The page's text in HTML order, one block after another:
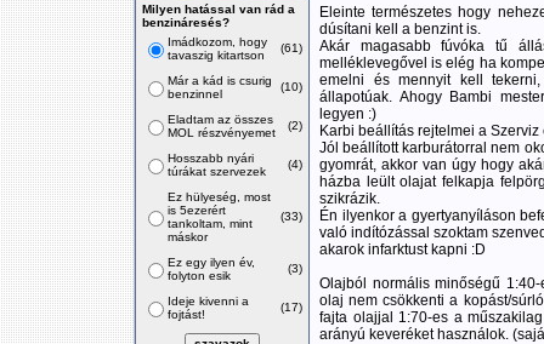
Milyen hatással van rád a
benzináresés?
Imádkozom, hogy
tavaszig kitartson
(61)
Már a kád is csurig
benzinnel
(10)
Eladtam az összes
MOL részvényemet
(2)
Hosszabb nyári
túrákat szervezek
(4)
Ez hülyeség, most
is 5ezerért
tankoltam, mint
máskor
(33)
Ez egy ilyen év,
folyton esik
(3)
Ideje kivenni a
fojtást!
(17)
Eleinte természetes hogy
dúsítani kell a benzint is.
Akár magasabb fúvóka tű
melléklevegővel is elég ha
emelni és mennyit kell
állapotúak. Ahogy Bambi
legyen :)
Karbi beállítás rejtelmei a Szerviz
Jól beállított karburátorral nem
gyomrát, akkor van úgy hogy
házba leült olajat felkapja
szikrázik.
Én ilyenkor a gyertyanyíláson
való indítózással szoktam
akarok infarktust kapni :D
Olajból normális minőségű
olaj nem csökkenti a kopást/
fajta olajjal 1:70-es a
arányú keveréket használok.